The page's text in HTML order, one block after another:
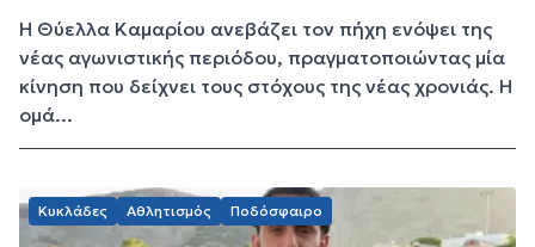
Η Θύελλα Καμαρίου ανεβάζει τον πήχη ενόψει της
νέας αγωνιστικής περιόδου, πραγματοποιώντας μία
κίνηση που δείχνει τους στόχους της νέας χρονιάς. Η
ομά...
Κυκλάδες Αθλητισμός Ποδόσφαιρο